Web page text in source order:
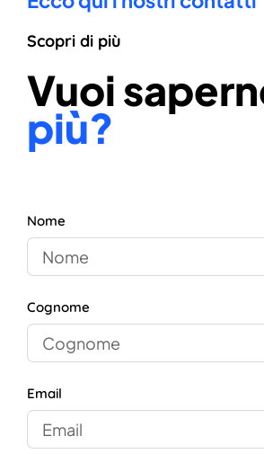
Scopri di più
Vuoi
più?
Nome
Cognome
Email